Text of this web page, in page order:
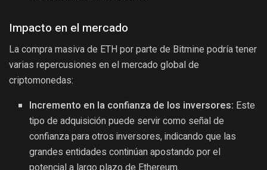
Impacto en el mercado
La compra masiva de ETH por parte de Bitmine podría tener
varias repercusiones en el mercado global de
criptomonedas:
Incremento en la confianza de los inversores: Este
tipo de adquisición puede servir como señal de
confianza para otros inversores, indicando que las
grandes entidades continúan apostando por el